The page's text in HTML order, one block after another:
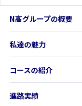
N高グループの概要
私達の魅力
コースの紹介
進路実績